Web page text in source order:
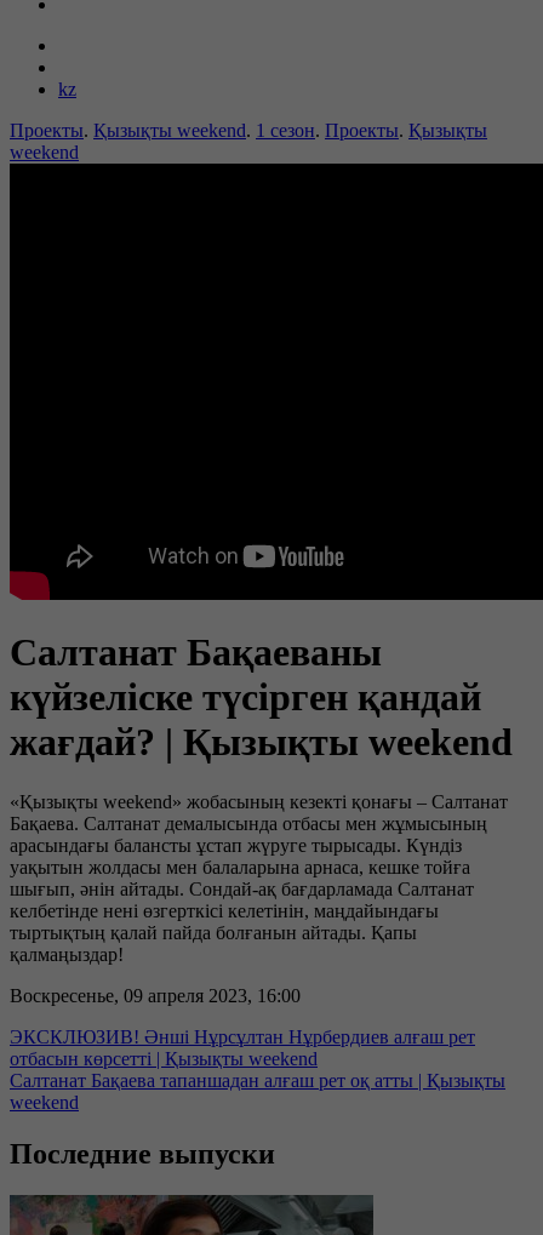
kz
Проекты. Қызықты weekend. 1 сезон. Проекты. Қызықты
weekend
Салтанат Бақаеваны
күйзеліске түсірген қандай
жағдай? | Қызықты weekend
«Қызықты weekend» жобасының кезекті қонағы – Салтанат
Бақаева. Салтанат демалысында отбасы мен жұмысының
арасындағы балансты ұстап жүруге тырысады. Күндіз
уақытын жолдасы мен балаларына арнаса, кешке тойға
шығып, әнін айтады. Сондай-ақ бағдарламада Салтанат
келбетінде нені өзгерткісі келетінін, маңдайындағы
тыртықтың қалай пайда болғанын айтады. Қапы
қалмаңыздар!
Воскресенье, 09 апреля 2023, 16:00
ЭКСКЛЮЗИВ! Әнші Нұрсұлтан Нұрбердиев алғаш рет
отбасын көрсетті | Қызықты weekend
Салтанат Бақаева тапаншадан алғаш рет оқ атты | Қызықты
weekend
Последние выпуски